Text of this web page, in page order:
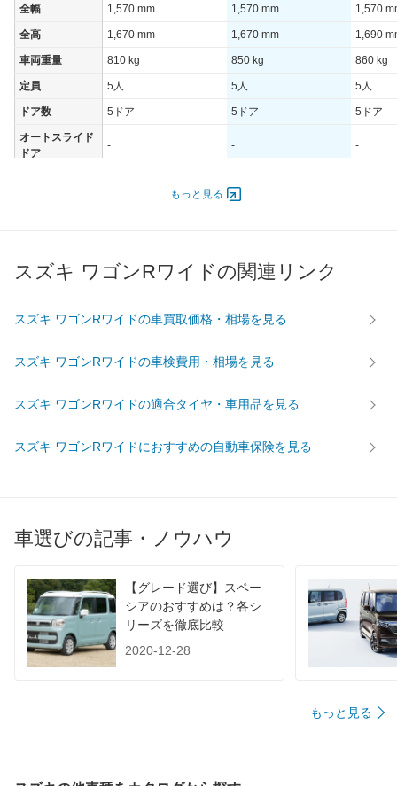
全幅 1,570 mm 1,570 mm 1,570
全高 1,670 mm 1,670 mm 1,690
車両重量 810 kg 850 kg 860 kg
定員 5人 5人 5人
ドア数 5ドア 5ドア 5ドア
オートスライド
ドア
- - -
- [-]/ -
タイヤ
後輪サイズ - -
WLTC/市街地 - -
WLTC/高速道路 - -
60km定地 -
もっと見る
スズキ ワゴンRワイドの関連リンク
スズキ ワゴンRワイドの車買取価格・相場を見る
スズキ ワゴンRワイドの車検費用・相場を見る
スズキ ワゴンRワイドの適合タイヤ・車用品を見る
スズキ ワゴンRワイドにおすすめの自動車保険を見る
車選びの記事・ノウハウ
【グレード選び】スペー
シアのおすすめは？各シ
リーズを徹底比較
2020-12-28
もっと見る